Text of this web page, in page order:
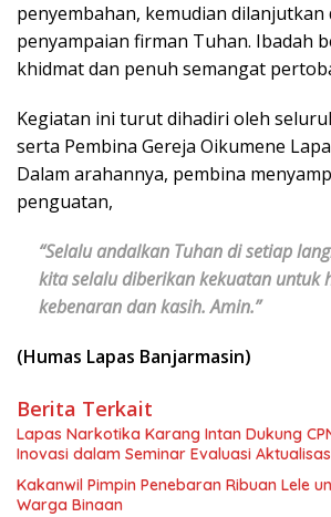
penyembahan, kemudian dilanjutkan
penyampaian firman Tuhan. Ibadah
khidmat dan penuh semangat
Kegiatan ini turut dihadiri oleh
serta Pembina Gereja Oikumene
Dalam arahannya, pembina
penguatan,
“Selalu andalkan Tuhan di setiap
kita selalu diberikan kekuatan untuk
kebenaran dan kasih. Amin.”
(Humas Lapas Banjarmasin)
Berita Terkait
Lapas Narkotika Karang Intan Dukung
Inovasi dalam Seminar Evaluasi
Kakanwil Pimpin Penebaran Ribuan Lele
Warga Binaan